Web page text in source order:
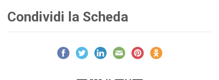
Condividi la Scheda